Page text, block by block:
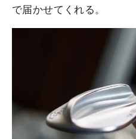
で届かせてくれる。